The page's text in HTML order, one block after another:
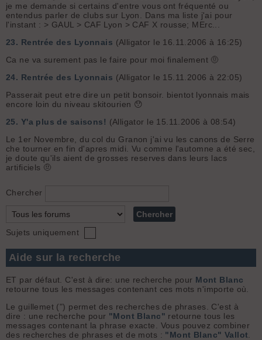
je me demande si certains d'entre vous ont fréquenté ou
entendus parler de clubs sur Lyon. Dans ma liste j'ai pour
l'instant : > GAUL > CAF Lyon > CAF X rousse; MErc...
23. Rentrée des Lyonnais (Alligator le 16.11.2006 à 16:25)
Ca ne va surement pas le faire pour moi finalement 🤨
24. Rentrée des Lyonnais (Alligator le 15.11.2006 à 22:05)
Passerait peut etre dire un petit bonsoir. bientot lyonnais mais
encore loin du niveau skitourien 😯
25. Y'a plus de saisons! (Alligator le 15.11.2006 à 08:54)
Le 1er Novembre, du col du Granon j'ai vu les canons de Serre
che tourner en fin d'apres midi. Vu comme l'automne a été sec,
je doute qu'ils aient de grosses reserves dans leurs lacs
artificiels 🤨
Chercher
Sujets uniquement
Aide sur la recherche
ET par défaut. C'est à dire: une recherche pour Mont Blanc
retourne tous les messages contenant ces mots n'importe où.
Le guillemet (") permet des recherches de phrases. C'est à
dire : une recherche pour "Mont Blanc" retourne tous les
messages contenant la phrase exacte. Vous pouvez combiner
des recherches de phrases et de mots : "Mont Blanc" Vallot